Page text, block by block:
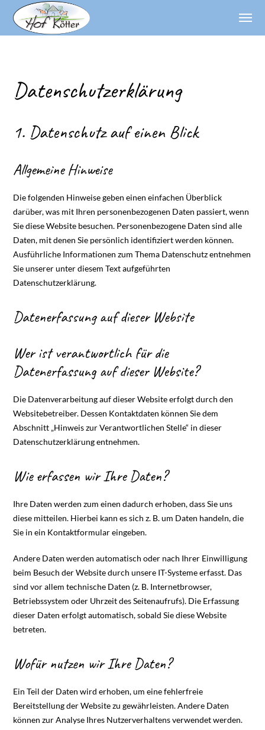
Datenschutz­erklärung
1. Datenschutz auf einen Blick
Allgemeine Hinweise
Die folgenden Hinweise geben einen einfachen Überblick
darüber, was mit Ihren personenbezogenen Daten passiert, wenn
Sie diese Website besuchen. Personenbezogene Daten sind alle
Daten, mit denen Sie persönlich identifiziert werden können.
Ausführliche Informationen zum Thema Datenschutz entnehmen
Sie unserer unter diesem Text aufgeführten
Datenschutzerklärung.
Datenerfassung auf dieser Website
Wer ist verantwortlich für die
Datenerfassung auf dieser Website?
Die Datenverarbeitung auf dieser Website erfolgt durch den
Websitebetreiber. Dessen Kontaktdaten können Sie dem
Abschnitt „Hinweis zur Verantwortlichen Stelle“ in dieser
Datenschutzerklärung entnehmen.
Wie erfassen wir Ihre Daten?
Ihre Daten werden zum einen dadurch erhoben, dass Sie uns
diese mitteilen. Hierbei kann es sich z. B. um Daten handeln, die
Sie in ein Kontaktformular eingeben.
Andere Daten werden automatisch oder nach Ihrer Einwilligung
beim Besuch der Website durch unsere IT-Systeme erfasst. Das
sind vor allem technische Daten (z. B. Internetbrowser,
Betriebssystem oder Uhrzeit des Seitenaufrufs). Die Erfassung
dieser Daten erfolgt automatisch, sobald Sie diese Website
betreten.
Wofür nutzen wir Ihre Daten?
Ein Teil der Daten wird erhoben, um eine fehlerfreie
Bereitstellung der Website zu gewährleisten. Andere Daten
können zur Analyse Ihres Nutzerverhaltens verwendet werden.